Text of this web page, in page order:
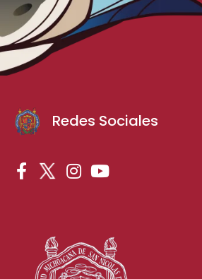
Redes Sociales